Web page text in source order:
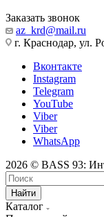
Заказать звонок
az_krd@mail.ru
г. Краснодар, ул.
Вконтакте
Instagram
Telegram
YouTube
Viber
Viber
WhatsApp
2026 © BASS 93:
Найти
Каталог